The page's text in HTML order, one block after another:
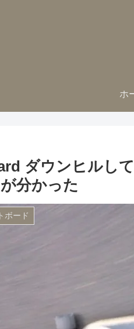
ホ
ダウンヒルし
分かった
ボード